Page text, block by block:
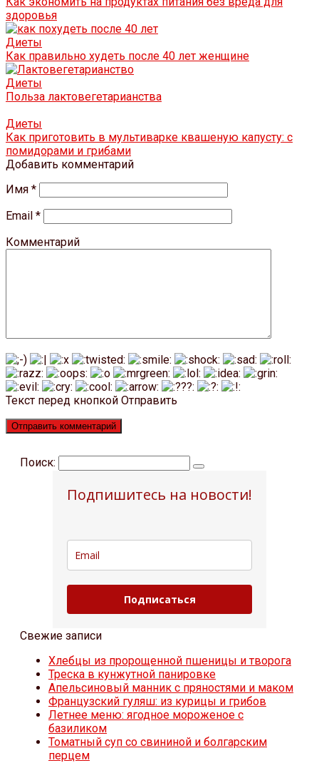
здоровья
Диеты
Как правильно худеть после 40 лет женщине
Диеты
Польза лактовегетарианства
Диеты
Как приготовить в мультиварке квашеную капусту: с
помидорами и грибами
Добавить комментарий
Имя *
Email *
Комментарий
Текст перед кнопкой Отправить
Поиск:
Подпишитесь на новости!
Подписаться
Свежие записи
Хлебцы из пророщенной пшеницы и творога
Треска в кунжутной панировке
Апельсиновый манник с пряностями и маком
Французский гуляш: из курицы и грибов
Летнее меню: ягодное мороженое с
базиликом
Томатный суп со свининой и болгарским
перцем